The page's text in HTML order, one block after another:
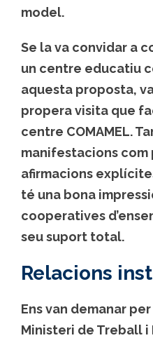
model.
Se la va convidar a
un centre educatiu
aquesta proposta,
propera visita que
centre COMAMEL.
manifestacions com
afirmacions
té una bona
cooperatives
seu suport total.
Relacions
Ens van demanar
Ministeri de Treball i